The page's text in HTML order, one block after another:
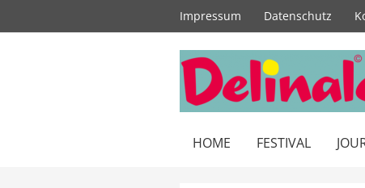
Impressum Datenschutz
HOME FESTIVAL